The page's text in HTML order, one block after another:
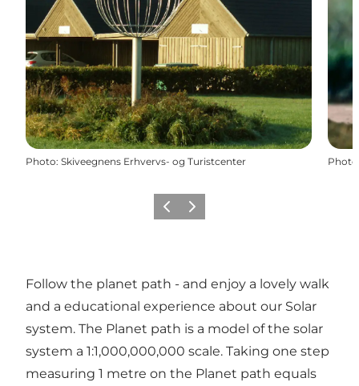
Photo: Skiveegnens Erhvervs- og Turistcenter Photo
PrécédentSuivant
Follow the planet path - and enjoy a lovely walk
and a educational experience about our Solar
system. The Planet path is a model of the solar
system a 1:1,000,000,000 scale. Taking one step
measuring 1 metre on the Planet path equals